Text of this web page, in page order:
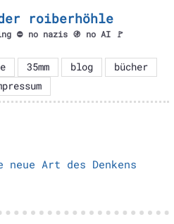
roiberhöhle
⛔ no nazis 🚯 no AI 🚩
35mm blog
bücher
Art des Denkens